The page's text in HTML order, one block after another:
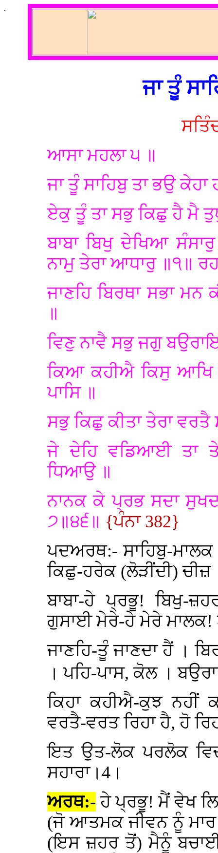
.
ਜਾ ਤੂੰ
ਆਸਾ ਮਹਲਾ ੫ ॥
ਜਾ ਤੂੰ ਸਾਹਿਬੁ ਤਾ ਭਉ
ਏਕੁ ਤੂੰ ਤਾ ਸਭੁ ਕਿਛੁ ਹੈ ਮੈ
ਬਾਬਾ ਬਿਖੁ ਦੇਖਿਆ
ਨਾਮੁ ਤੇਰਾ ਆਧਾਰੁ ॥੧॥
ਜਾਣਹਿ ਬਿਰਥਾ ਸਭਾ
॥
ਵਿਣੁ ਨਾਵੈ ਸਭੁ ਜਗੁ
ਕਿਆ ਕਹੀਐ ਕਿਸੁ ਆਖਿ
ਪਾਸਿ ॥
ਸਭੁ ਕਿਛੁ ਕੀਤਾ ਤੇਰਾ
ਜੇ ਦੇਹਿ ਵਡਿਆਈ ਤਾ
ਧਿਆਉ ॥
ਨਾਨਕ ਕੇ ਪ੍ਰਭ ਸਦਾ
੭॥੪੬॥ {ਪੰਨਾ 382}
ਪਦਅਰਥ:- ਸਾਹਿਬੁ-ਮਾਲਕ
ਕਿਛੁ-ਹਰੇਕ (ਲੋੜੀਂਦੀ) ਚੀਜ਼
ਬਾਬਾ-ਹੇ ਪ੍ਰਭੂ! ਬਿਖੁ-
ਗੁਸਾਈ ਮੇਰੇ-ਹੇ ਮੇਰੇ
ਜਾਣਹਿ-ਤੂੰ ਜਾਣਦਾ ਹੈਂ ।
। ਪਹਿ-ਪਾਸ, ਕੋਲ ।
ਕਿਹਾ ਕਹੀਐ-ਕੁਝ ਨਹੀਂ
ਵਰਤੈ-ਵਰਤ ਰਿਹਾ ਹੈ, ਹੋ
ਇਤ ਉਤ-ਲੋਕ ਪਰਲੋਕ
ਸਹਾਰਾ।4।
ਅਰਥ:- ਹੇ ਪ੍ਰਭੂ! ਮੈਂ ਵੇਖ
(ਜੋ ਆਤਮਕ ਜੀਵਨ ਨੂੰ
(ਇਸ ਜ਼ਹਰ ਤੋਂ) ਮੈਨੂੰ ਬਚਾਈ